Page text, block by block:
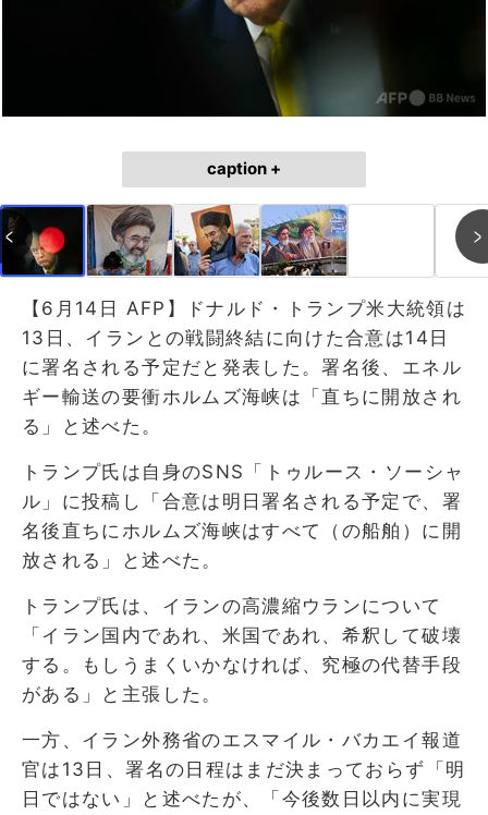
caption +
【6月14日 AFP】ドナルド・トランプ米大統領は
13日、イランとの戦闘終結に向けた合意は14日
に署名される予定だと発表した。署名後、エネル
ギー輸送の要衝ホルムズ海峡は「直ちに開放され
る」と述べた。
トランプ氏は自身のSNS「トゥルース・ソーシャ
ル」に投稿し「合意は明日署名される予定で、署
名後直ちにホルムズ海峡はすべて（の船舶）に開
放される」と述べた。
トランプ氏は、イランの高濃縮ウランについて
「イラン国内であれ、米国であれ、希釈して破壊
する。もしうまくいかなければ、究極の代替手段
がある」と主張した。
一方、イラン外務省のエスマイル・バカエイ報道
官は13日、署名の日程はまだ決まっておらず「明
日ではない」と述べたが、「今後数日以内に実現